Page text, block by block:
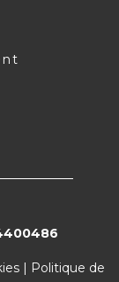
| Politique de